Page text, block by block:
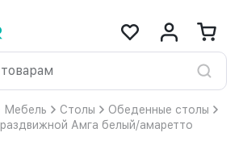
Мебель Столы
Обеденные столы
Амга белый/амаретто